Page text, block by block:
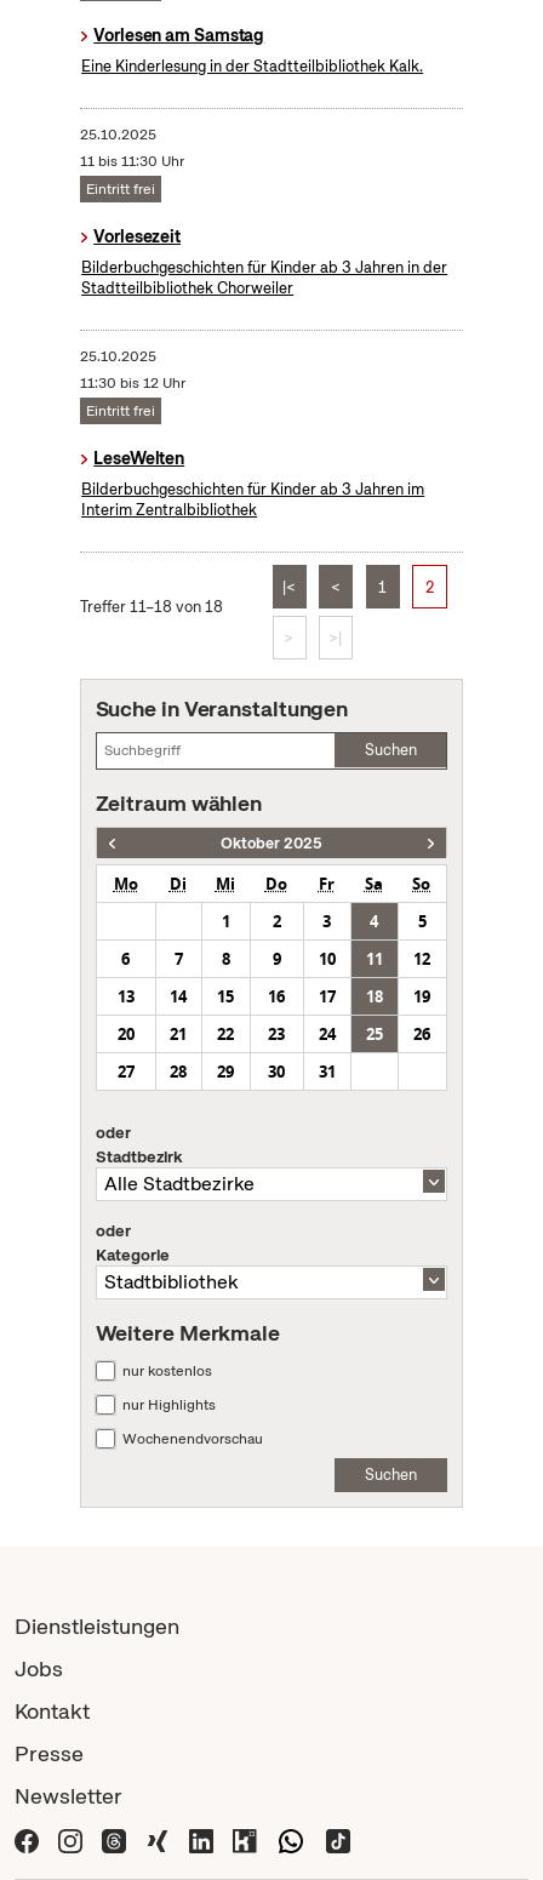
Vorlesen am Samstag
Eine Kinderlesung in der Stadtteilbibliothek Kalk.
25.10.2025
11 bis 11:30 Uhr
Eintritt frei
Vorlesezeit
Bilderbuchgeschichten für Kinder ab 3 Jahren in der
Stadtteilbibliothek Chorweiler
25.10.2025
11:30 bis 12 Uhr
Eintritt frei
LeseWelten
Bilderbuchgeschichten für Kinder ab 3 Jahren im
Interim Zentralbibliothek
Treffer 11–18 von 18
|< < 1 2
> >|
Suche in Veranstaltungen
Suchen
Zeitraum wählen
Oktober 2025
Mo Di Mi Do Fr Sa
So
1
2 3 4
5
6
7 8 9 10 11
12
13
14 15 16 17 18
19
20
21 22 23 24 25
26
27
28 29 30 31
oder
Stadtbezirk
oder
Kategorie
Weitere Merkmale
nur kostenlos
nur Highlights
Wochenendvorschau
Suchen
Dienstleistungen
Jobs
Kontakt
Presse
Newsletter